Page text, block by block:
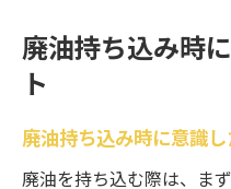
廃油持ち込み時
ト
廃油持ち込み時に意識
廃油を持ち込む際は、ま